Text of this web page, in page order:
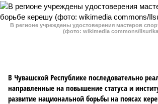
В регионе учреждены удостоверения мастеров
(фото: wikimedia commons/
В Чувашской Республике последовательно
направленные на повышение статуса и
развитие национальной борьбы на поясах